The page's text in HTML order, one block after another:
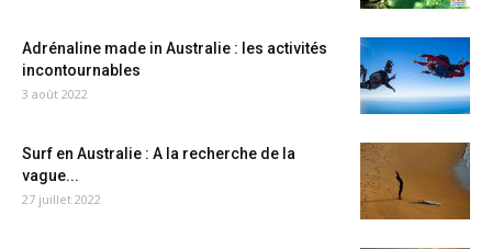
Adrénaline made in Australie : les activités
incontournables
3 août 2022
Surf en Australie : A la recherche de la
vague...
27 juillet 2022